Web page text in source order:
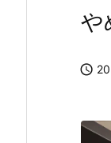
や
